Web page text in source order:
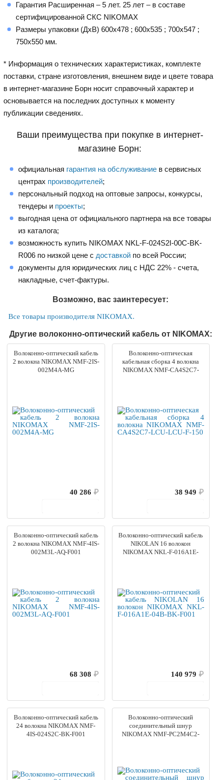
Гарантия Расширенная – 5 лет. 25 лет – в составе
сертифицированной СКС NIKOMAX
Размеры упаковки (ДхВ) 600x478 ; 600x535 ; 700x547 ;
750x550 мм.
* Информация о технических характеристиках, комплекте
поставки, стране изготовления, внешнем виде и цвете товара
в интернет-магазине Борн носит справочный характер и
основывается на последних доступных к моменту
публикации сведениях.
Ваши преимущества при покупке в интернет-
магазине Борн:
официальная гарантия на обслуживание в сервисных
центрах производителей;
персональный подход на оптовые запросы, конкурсы,
тендеры и проекты;
выгодная цена от официального партнера на все товары
из каталога;
возможность купить NIKOMAX NKL-F-024S2I-00C-BK-
R006 по низкой цене с доставкой по всей России;
документы для юридических лиц с НДС 22% - счета,
накладные, счет-фактуры.
Возможно, вас заинтересует:
Все товары производителя NIKOMAX.
Другие волоконно-оптический кабель от NIKOMAX:
Волоконно-оптический кабель
2 волокна NIKOMAX NMF-2IS-
002M4A-MG
40 286 ₽
Волоконно-оптическая
кабельная сборка 4 волокна
NIKOMAX NMF-CA4S2C7-
38 949 ₽
Волоконно-оптический кабель
2 волокна NIKOMAX NMF-4IS-
002M3L-AQ-F001
68 308 ₽
Волоконно-оптический кабель
NIKOLAN 16 волокон
NIKOMAX NKL-F-016A1E-
140 979 ₽
Волоконно-оптический кабель
24 волокна NIKOMAX NMF-
4IS-024S2C-BK-F001
Волоконно-оптический
соединительный шнур
NIKOMAX NMF-PC2M4C2-